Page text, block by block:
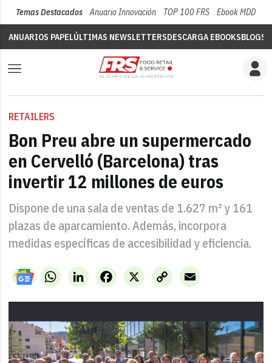
Temas Destacados Anuario Innovación TOP 100 FRS Ebook MDD
ANUARIOS PAPELÚLTIMAS NEWSLETTERSDESCARGA EBOOKSBLOGS
RETAILERS
Bon Preu abre un supermercado
en Cervelló (Barcelona) tras
invertir 12 millones de euros
Dispone de una sala de ventas de 1.627 m² y 161
plazas de aparcamiento. Además, incorpora
medidas específicas de accesibilidad y eficiencia.
WhatsAppLinkedIn X
Facebook
Copy
Link
Email